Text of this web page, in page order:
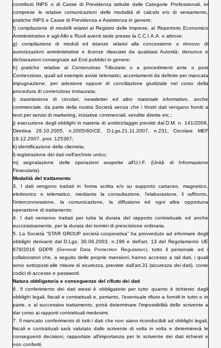
contributi INPS o di Casse di Previdenza istituite dalle Categorie Professionali, ivi
comprese le relative comunicazioni delle modalità di calcolo e/o di versamento,
pratiche INPS e Casse di Previdenza e Assistenza in genere;
f) compilazione di modelli relativi al Registro delle Imprese, al Repertorio Economico
Amministrativo e agli Albi e Ruoli aventi sede presso la C.C.I.A.A. o altrove;
g) compilazione di moduli ed istanze relativi alla concessione o rinnovo di
autorizzazioni amministrative e licenze rilasciate da qualsiasi Autorità; denunce e
dichiarazioni consegnate ad Enti pubblici in genere;
h) pratiche relative al Contenzioso Tributario o a procedimenti ante o post
Contenzioso, quali ad esempio avvisi telematici, accertamenti da definire per mancata
impugnazione, per adesione oppure di conciliazione giudiziale nel corso della
procedura di contenzioso instaurata;
i) trasmissione di circolari, newsletter ed altro materiale informativo, anche
commerciale, da parte della nostra Società senza che i Vostri dati vengano forniti a
terzi per servizi di marketing, iniziative commerciali, vendite dirette etc.;
j) esecuzione degli obblighi in materia di antiriciclaggio previsti dal D.M. n. 141/2006,
Direttiva 26.10.2005, n.2005/60/CE, D.Lgs.21.11.2007, n.231, Circolare MEF
19.12.2007, prot. 125367;
k) identificazione della clientela;
l) registrazione dei dati nell’archivio unico;
m) segnalazione delle operazioni sospette all’U.I.F. (Unità di Informazione
Finanziaria).
Modalità del trattamento
3. I dati vengono trattati in forma scritta e/o su supporto cartaceo, magnetico,
elettronico e telematico, mediante la consultazione, l’elaborazione, il raffronto,
l’interconnessione, la comunicazione, la diffusione ed ogni altra opportuna
operazione di trattamento.
4. I dati verranno trattati per tutta la durata del rapporto contrattuale ed anche
successivamente, per la durata dei termini di prescrizione ordinaria.
5. La Società “STAR GROUP società cooperativa” ha provveduto ad informare degli
obblighi derivanti dal D.Lgs. 30.06.2003, n.196 e dell’art. 13 del Regolamento UE
679/2016
GDPR (General Data Protection Regulation), tutto il personale ed i
collaboratori che, a seguito delle proprie mansioni, hanno accesso a tali dati, i quali
sono sottoposti alle misure di sicurezza, previste dall’art.31 (sicurezza dei dati), come
codici di accesso e password.
Natura obbligatoria e conseguenze del rifiuto dei dati
6. Il conferimento dei dati stessi è obbligatorio per tutto quanto è richiesto dagli
obblighi legali, fiscali e contrattuali e, pertanto, l’eventuale rifiuto a fornirli in tutto o in
parte, o al successivo trattamento, potrà determinare l’impossibilità dello scrivente a
dar corso ai rapporti contrattuali medesimi.
7. Il mancato conferimento di tutti i dati che non siano riconducibili ad obblighi legali,
fiscali e contrattuali sarà valutato dallo scrivente di volta in volta e determinerà le
conseguenti decisioni, rapportate all’importanza per lo scrivente dei dati richiesti e
non conferiti.